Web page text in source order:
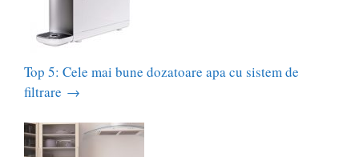
Top 5: Cele mai bune dozatoare apa cu sistem de
filtrare →